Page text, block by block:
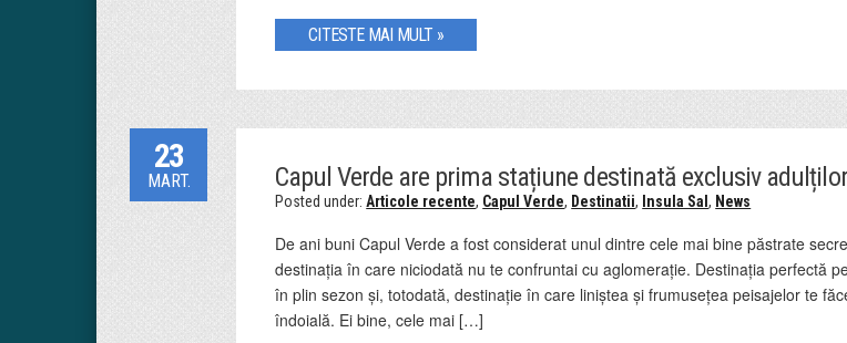
CITESTE MAI MULT »
23
MART. Capul Verde are prima stațiune destinată exclusiv adulților
Posted under:Articole recente, Capul Verde, Destinatii, Insula Sal, News
De ani buni Capul Verde a fost considerat unul dintre cele mai bine păstrate
destinația în care niciodată nu te confruntai cu aglomerație. Destinația perfectă
în plin sezon și, totodată, destinație în care liniștea și frumusețea peisajelor te
îndoială. Ei bine, cele mai […]